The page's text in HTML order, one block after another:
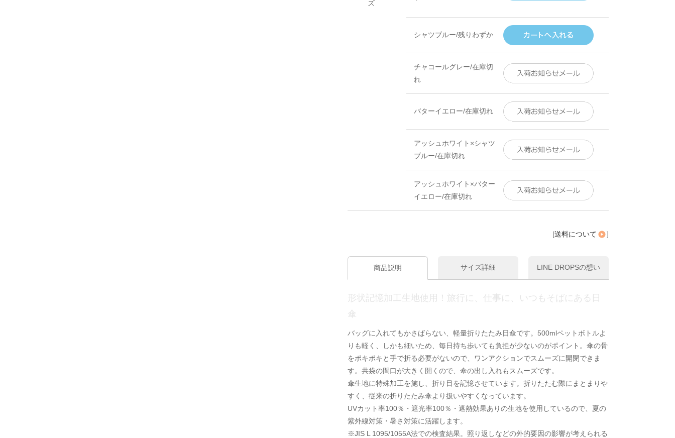
ズ
シャツブルー/残りわずか
チャコールグレー/在庫切
れ
バターイエロー/在庫切れ
アッシュホワイト×シャツ
ブルー/在庫切れ
アッシュホワイト×バター
イエロー/在庫切れ
[送料について ]
商品説明 サイズ詳細 LINE DROPSの想い
形状記憶加工生地使用！旅行に、仕事に、いつもそばにある日
傘
バッグに入れてもかさばらない、軽量折りたたみ日傘です。500mlペットボトルよ
りも軽く、しかも細いため、毎日持ち歩いても負担が少ないのがポイント。傘の骨
をポキポキと手で折る必要がないので、ワンアクションでスムーズに開閉できま
す。共袋の間口が大きく開くので、傘の出し入れもスムーズです。
傘生地に特殊加工を施し、折り目を記憶させています。折りたたむ際にまとまりや
すく、従来の折りたたみ傘より扱いやすくなっています。
UVカット率100％・遮光率100％・遮熱効果ありの生地を使用しているので、夏の
紫外線対策・暑さ対策に活躍します。
※JIS L 1095/1055A法での検査結果。照り返しなどの外的要因の影響が考えられる